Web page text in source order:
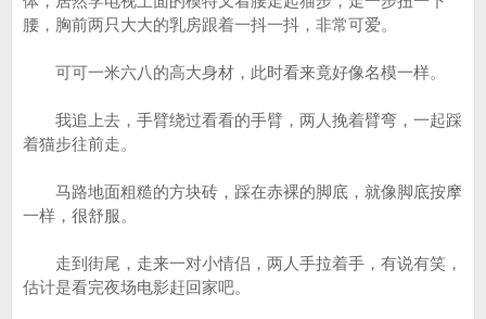
腰，胸前两只大大的乳房跟着一抖一抖，非常可爱。
可可一米六八的高大身材，此时看来竟好像名模一样。
我追上去，手臂绕过看看的手臂，两人挽着臂弯，一起踩
着猫步往前走。
马路地面粗糙的方块砖，踩在赤裸的脚底，就像脚底按摩
一样，很舒服。
走到街尾，走来一对小情侣，两人手拉着手，有说有笑，
估计是看完夜场电影赶回家吧。